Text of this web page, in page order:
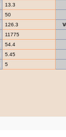
13.3
50
126.3
11775
54.4
5.45
5